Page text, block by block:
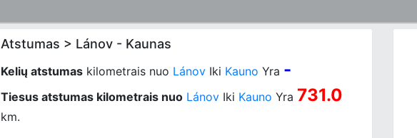
Atstumas > Lánov - Kaunas
Kelių atstumas kilometrais nuo Lánov Iki Kauno Yra -
Tiesus atstumas kilometrais nuo Lánov Iki Kauno Yra 731.0
km.